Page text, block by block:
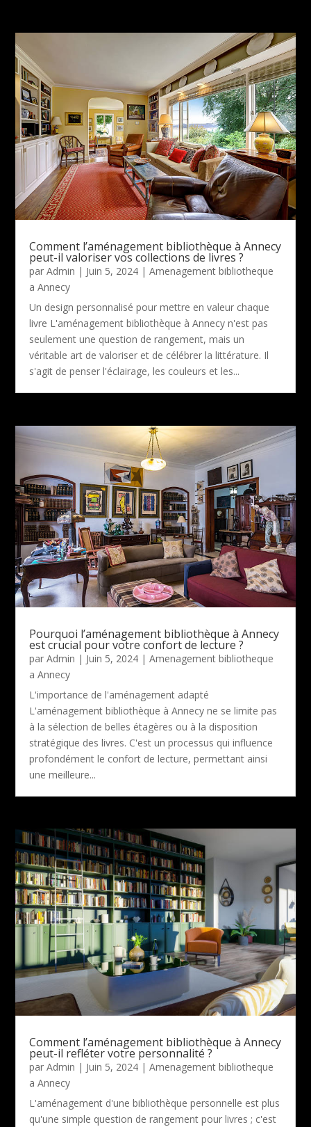
Comment l’aménagement bibliothèque à Annecy
peut-il valoriser vos collections de livres ?
parAdmin | Juin 5, 2024 |Amenagement bibliotheque
a Annecy
Un design personnalisé pour mettre en valeur chaque
livre L'aménagement bibliothèque à Annecy n'est pas
seulement une question de rangement, mais un
véritable art de valoriser et de célébrer la littérature. Il
s'agit de penser l'éclairage, les couleurs et les...
Pourquoi l’aménagement bibliothèque à Annecy
est crucial pour votre confort de lecture ?
parAdmin | Juin 5, 2024 |Amenagement bibliotheque
a Annecy
L'importance de l'aménagement adapté
L'aménagement bibliothèque à Annecy ne se limite pas
à la sélection de belles étagères ou à la disposition
stratégique des livres. C'est un processus qui influence
profondément le confort de lecture, permettant ainsi
une meilleure...
Comment l’aménagement bibliothèque à Annecy
peut-il refléter votre personnalité ?
parAdmin | Juin 5, 2024 |Amenagement bibliotheque
a Annecy
L'aménagement d'une bibliothèque personnelle est plus
qu'une simple question de rangement pour livres ; c'est